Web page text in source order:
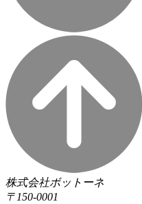
株式会社ボットーネ
〒150-0001